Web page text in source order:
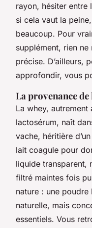
rayon, hésiter entre
si cela vaut la
beaucoup. Pour
supplément, rien
précise. D’ailleurs,
approfondir, vous
La provenance
La whey,
lactosérum, naît
vache, héritière
lait coagule pour
liquide transparent,
filtré maintes fois
nature : une poudre
naturelle, mais
essentiels. Vous